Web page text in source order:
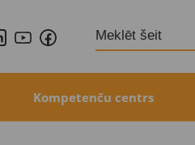
Search
for:
Kompetenču centrs